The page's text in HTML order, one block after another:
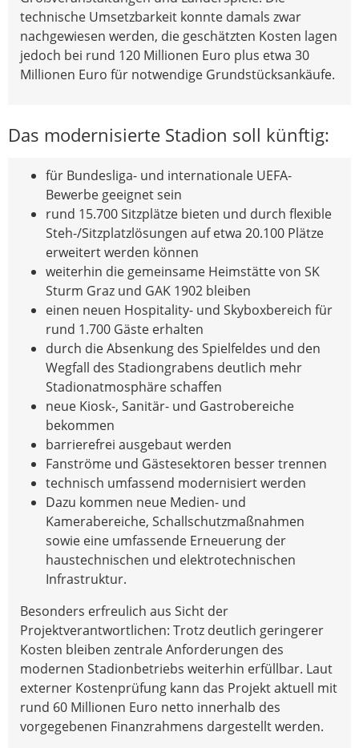
technische Umsetzbarkeit konnte damals zwar
nachgewiesen werden, die geschätzten Kosten lagen
jedoch bei rund 120 Millionen Euro plus etwa 30
Millionen Euro für notwendige Grundstücksankäufe.
Das modernisierte Stadion soll künftig:
für Bundesliga- und internationale UEFA-
Bewerbe geeignet sein
rund 15.700 Sitzplätze bieten und durch flexible
Steh-/Sitzplatzlösungen auf etwa 20.100 Plätze
erweitert werden können
weiterhin die gemeinsame Heimstätte von SK
Sturm Graz und GAK 1902 bleiben
einen neuen Hospitality- und Skyboxbereich für
rund 1.700 Gäste erhalten
durch die Absenkung des Spielfeldes und den
Wegfall des Stadiongrabens deutlich mehr
Stadionatmosphäre schaffen
neue Kiosk-, Sanitär- und Gastrobereiche
bekommen
barrierefrei ausgebaut werden
Fanströme und Gästesektoren besser trennen
technisch umfassend modernisiert werden
Dazu kommen neue Medien- und
Kamerabereiche, Schallschutzmaßnahmen
sowie eine umfassende Erneuerung der
haustechnischen und elektrotechnischen
Infrastruktur.
Besonders erfreulich aus Sicht der
Projektverantwortlichen: Trotz deutlich geringerer
Kosten bleiben zentrale Anforderungen des
modernen Stadionbetriebs weiterhin erfüllbar. Laut
externer Kostenprüfung kann das Projekt aktuell mit
rund 60 Millionen Euro netto innerhalb des
vorgegebenen Finanzrahmens dargestellt werden.